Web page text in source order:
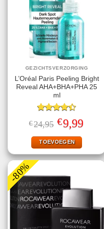
GEZICHTSVERZORGING
L’Oréal Paris Peeling Bright
Reveal AHA+BHA+PHA 25
ml
Gewaardeerd
4.40uit 5
€24,95 Oorspronkelijke
prijs
was:
€24,95.
€9,99Huidige
prijs
TOEVOEGEN
-80%